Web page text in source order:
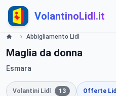
VolantinoLidl.it
Abbigliamento Lidl
Maglia da donna
Esmara
Volantini Lidl 13 Offerte Lidl